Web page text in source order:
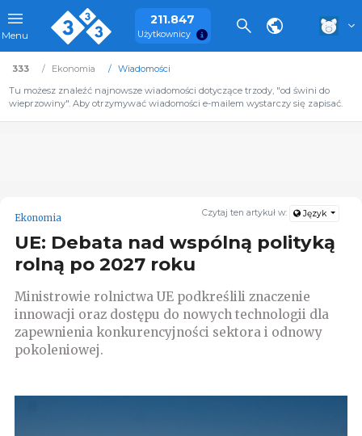
Menu
211.847
Użytkownicy
333 Ekonomia
Wiadomości
Tu możesz znaleźć najnowsze wiadomości dotyczące trzody, "od świni do
wieprzowiny". Aby otrzymywać wiadomości e-mailem wystarczy się zapisać.
Czytaj ten artykuł w: Język
Ekonomia
UE: Debata nad wspólną polityką
rolną po 2027 roku
Ministrowie rolnictwa UE podkreślili znaczenie
innowacji oraz dostępu do nowych technologii dla
zapewnienia konkurencyjności sektora i odnowy
pokoleniowej.